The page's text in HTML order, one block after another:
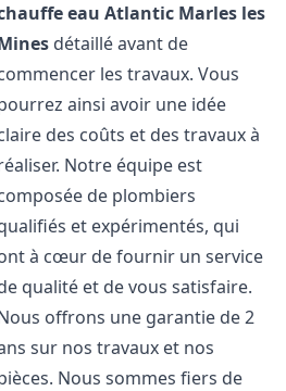
eau Atlantic Marles les
détaillé avant de
les travaux. Vous
ainsi avoir une idée
des coûts et des travaux à
Notre équipe est
de plombiers
et expérimentés, qui
à cœur de fournir un service
qualité et de vous satisfaire.
offrons une garantie de 2
sur nos travaux et nos
Nous sommes fiers de